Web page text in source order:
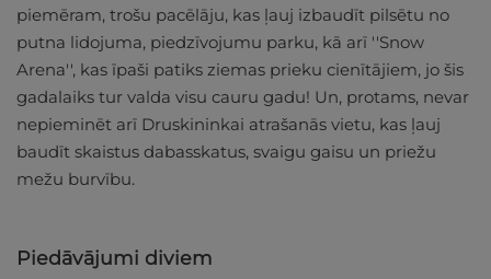
piemēram, trošu pacēlāju, kas ļauj izbaudīt pilsētu no
putna lidojuma, piedzīvojumu parku, kā arī ''Snow
Arena'', kas īpaši patiks ziemas prieku cienītājiem, jo šis
gadalaiks tur valda visu cauru gadu! Un, protams, nevar
nepieminēt arī Druskininkai atrašanās vietu, kas ļauj
baudīt skaistus dabasskatus, svaigu gaisu un priežu
mežu burvību.
Piedāvājumi diviem